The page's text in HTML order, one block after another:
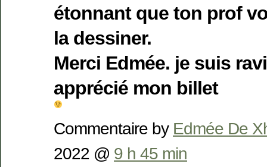
étonnant que ton prof
la dessiner.
Merci Edmée. je suis
apprécié mon billet
Commentaire by Edmée De
2022 @ 9 h 45 min